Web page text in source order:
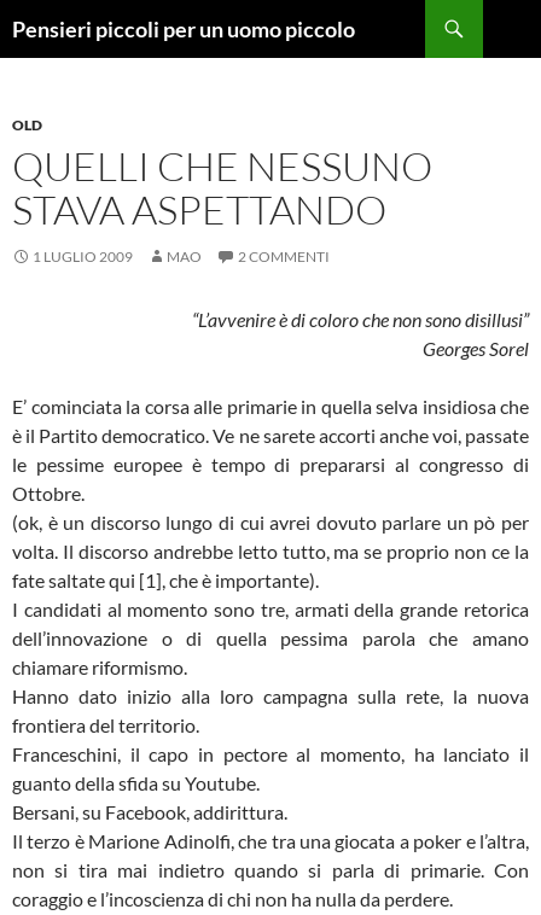
Pensieri piccoli per un uomo piccolo
OLD
QUELLI CHE NESSUNO
STAVA ASPETTANDO
1 LUGLIO 2009 MAO 2 COMMENTI
“L’avvenire è di coloro che non sono disillusi”
Georges Sorel
E’ cominciata la corsa alle primarie in quella selva insidiosa che
è il Partito democratico. Ve ne sarete accorti anche voi, passate
le pessime europee è tempo di prepararsi al congresso di
Ottobre.
(ok, è un discorso lungo di cui avrei dovuto parlare un pò per
volta. Il discorso andrebbe letto tutto, ma se proprio non ce la
fate saltate qui [1], che è importante).
I candidati al momento sono tre, armati della grande retorica
dell’innovazione o di quella pessima parola che amano
chiamare riformismo.
Hanno dato inizio alla loro campagna sulla rete, la nuova
frontiera del territorio.
Franceschini, il capo in pectore al momento, ha lanciato il
guanto della sfida su Youtube.
Bersani, su Facebook, addirittura.
Il terzo è Marione Adinolfi, che tra una giocata a poker e l’altra,
non si tira mai indietro quando si parla di primarie. Con
coraggio e l’incoscienza di chi non ha nulla da perdere.